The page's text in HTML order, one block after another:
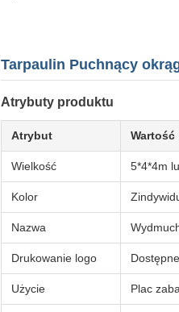
Tarpaulin Puchnący
Atrybuty produktu
Atrybut Wartość
Wielkość 5*4*4m
Kolor
Nazwa
Drukowanie logo
Użycie Plac